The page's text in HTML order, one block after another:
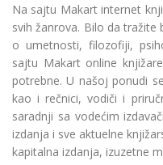
Na sajtu Makart internet
svih žanrova. Bilo da
o umetnosti, filozofiji,
sajtu Makart online
potrebne. U našoj ponudi
kao i rečnici, vodiči i
saradnji sa vodećim
izdanja i sve aktuelne
kapitalna izdanja, izuzetne